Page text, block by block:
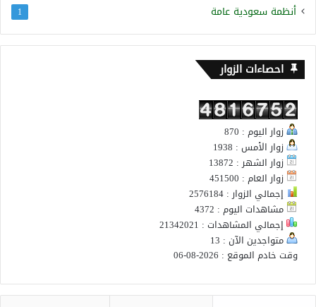
أنظمة سعودية عامة 1
احصاءات الزوار
زوار اليوم : 870
زوار الأمس : 1938
زوار الشهر : 13872
زوار العام : 451500
إجمالي الزوار : 2576184
مشاهدات اليوم : 4372
إجمالي المشاهدات : 21342021
متواجدين الآن : 13
وقت خادم الموقع : 2026-08-06